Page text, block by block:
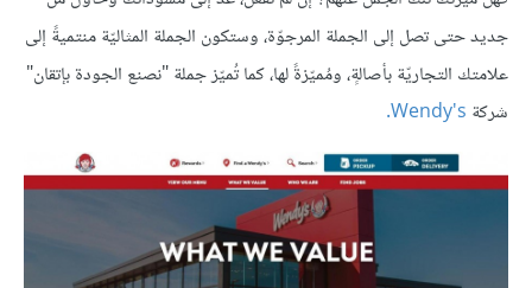
جديد حتى تصل إلى الجملة المرجوّة، وستكون الجملة المثاليّة منتميةً إلى
علامتك التجاريّة بأصالةٍ، ومُميّزةً لها، كما تُميّز جملة "نصنع الجودة بإتقان"
شركة Wendy's.